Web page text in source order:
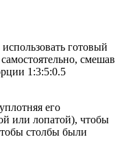
готовый
смешав
1:3:5:0.5
его
или лопатой), чтобы
столбы были